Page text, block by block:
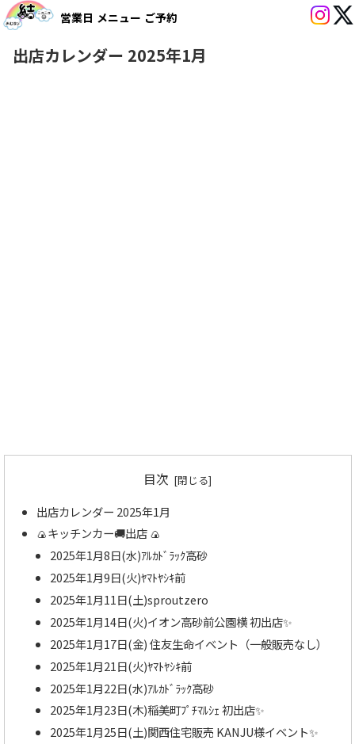
営業日 メニュー ご予約
出店カレンダー 2025年1月
目次
出店カレンダー 2025年1月
🍙キッチンカー🚚出店 🍙
2025年1月8日(水)ｱﾙｶﾄﾞﾗｯｸ高砂
2025年1月9日(火)ﾔﾏﾄﾔｼｷ前
2025年1月11日(土)sproutzero
2025年1月14日(火)イオン高砂前公園横 初出店✨
2025年1月17日(金) 住友生命イベント（一般販売なし）
2025年1月21日(火)ﾔﾏﾄﾔｼｷ前
2025年1月22日(水)ｱﾙｶﾄﾞﾗｯｸ高砂
2025年1月23日(木)稲美町ﾌﾟﾁﾏﾙｼｪ 初出店✨
2025年1月25日(土)関西住宅販売 KANJU様イベント✨